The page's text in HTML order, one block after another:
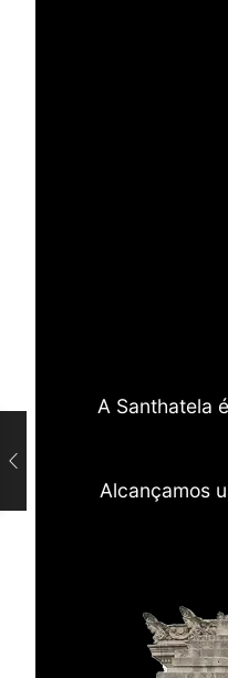
A Santhatela
Alcançamos